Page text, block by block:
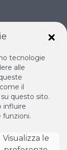
tecnologie
alle
il
questo sito.
influire
funzioni.
Visualizza le